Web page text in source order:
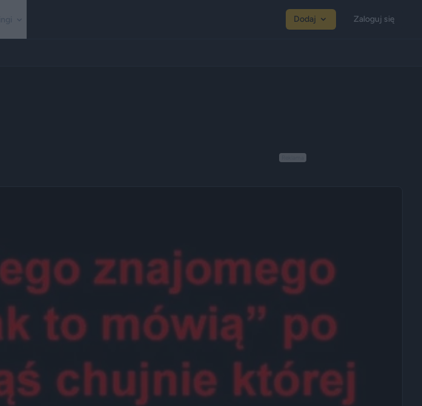
Dodaj Zaloguj się